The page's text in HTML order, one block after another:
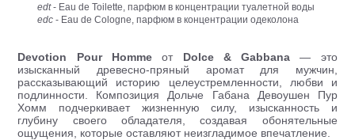
edt- Eau de Toilette, парфюм в концентрации туалетной воды
edc - Eau de Cologne, парфюм в концентрации одеколона
Devotion Pour Hommeот Dolce & Gabbana — это
изысканный древесно-пряный аромат для мужчин,
рассказывающий историю целеустремленности, любви и
подлинности. Композиция Дольче Габана Девоушен Пур
Хомм подчеркивает жизненную силу, изысканность и
глубину своего обладателя, создавая обонятельные
ощущения, которые оставляют неизгладимое впечатление.